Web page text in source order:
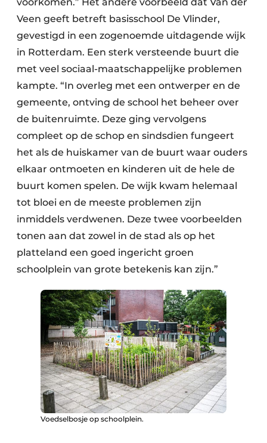
Veen geeft betreft basisschool De Vlinder,
gevestigd in een zogenoemde uitdagende wijk
in Rotterdam. Een sterk versteende buurt die
met veel sociaal-maatschappelijke problemen
kampte. “In overleg met een ontwerper en de
gemeente, ontving de school het beheer over
de buitenruimte. Deze ging vervolgens
compleet op de schop en sindsdien fungeert
het als de huiskamer van de buurt waar ouders
elkaar ontmoeten en kinderen uit de hele de
buurt komen spelen. De wijk kwam helemaal
tot bloei en de meeste problemen zijn
inmiddels verdwenen. Deze twee voorbeelden
tonen aan dat zowel in de stad als op het
platteland een goed ingericht groen
schoolplein van grote betekenis kan zijn.”
Voedselbosje op schoolplein.